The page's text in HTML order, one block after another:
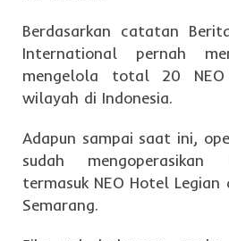
Berdasarkan catatan
International pernah
mengelola total 20
wilayah di Indonesia.
Adapun sampai saat ini,
sudah
termasuk NEO Hotel Legian
Semarang.